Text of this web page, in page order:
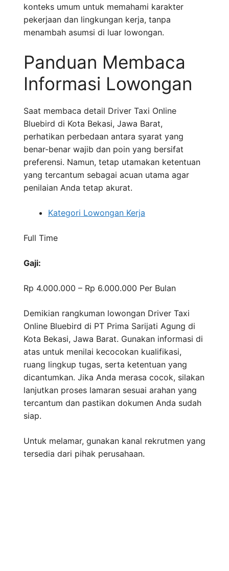
konteks umum untuk memahami karakter
pekerjaan dan lingkungan kerja, tanpa
menambah asumsi di luar lowongan.
Panduan Membaca
Informasi Lowongan
Saat membaca detail Driver Taxi Online
Bluebird di Kota Bekasi, Jawa Barat,
perhatikan perbedaan antara syarat yang
benar-benar wajib dan poin yang bersifat
preferensi. Namun, tetap utamakan ketentuan
yang tercantum sebagai acuan utama agar
penilaian Anda tetap akurat.
Kategori Lowongan Kerja
Full Time
Gaji:
Rp 4.000.000 – Rp 6.000.000 Per Bulan
Demikian rangkuman lowongan Driver Taxi
Online Bluebird di PT Prima Sarijati Agung di
Kota Bekasi, Jawa Barat. Gunakan informasi di
atas untuk menilai kecocokan kualifikasi,
ruang lingkup tugas, serta ketentuan yang
dicantumkan. Jika Anda merasa cocok, silakan
lanjutkan proses lamaran sesuai arahan yang
tercantum dan pastikan dokumen Anda sudah
siap.
Untuk melamar, gunakan kanal rekrutmen yang
tersedia dari pihak perusahaan.